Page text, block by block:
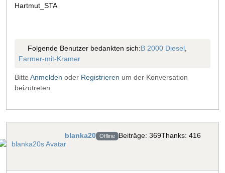
Hartmut_STA
Folgende Benutzer bedankten sich:B 2000 Diesel,
Farmer-mit-Kramer
Bitte Anmelden oder Registrieren um der Konversation
beizutreten.
blanka20 Offline Beiträge: 369Thanks: 416